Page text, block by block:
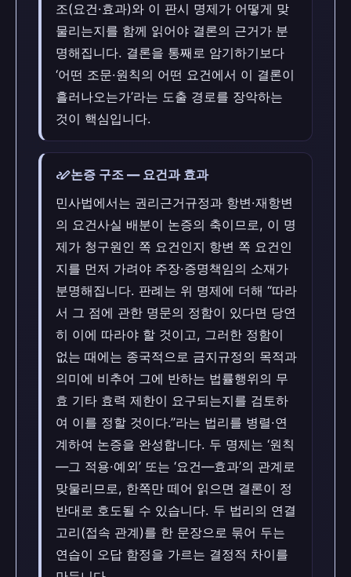
조(요건·효과)와 이 판시 명제가 어떻게 맞
물리는지를 함께 읽어야 결론의 근거가 분
명해집니다. 결론을 통째로 암기하기보다
‘어떤 조문·원칙의 어떤 요건에서 이 결론이
흘러나오는가’라는 도출 경로를 장악하는
것이 핵심입니다.
stylus_note논증 구조 — 요건과 효과
민사법에서는 권리근거규정과 항변·재항변
의 요건사실 배분이 논증의 축이므로, 이 명
제가 청구원인 쪽 요건인지 항변 쪽 요건인
지를 먼저 가려야 주장·증명책임의 소재가
분명해집니다. 판례는 위 명제에 더해 “따라
서 그 점에 관한 명문의 정함이 있다면 당연
히 이에 따라야 할 것이고, 그러한 정함이
없는 때에는 종국적으로 금지규정의 목적과
의미에 비추어 그에 반하는 법률행위의 무
효 기타 효력 제한이 요구되는지를 검토하
여 이를 정할 것이다.”라는 법리를 병렬·연
계하여 논증을 완성합니다. 두 명제는 ‘원칙
—그 적용·예외’ 또는 ‘요건—효과’의 관계로
맞물리므로, 한쪽만 떼어 읽으면 결론이 정
반대로 호도될 수 있습니다. 두 법리의 연결
고리(접속 관계)를 한 문장으로 묶어 두는
연습이 오답 함정을 가르는 결정적 차이를